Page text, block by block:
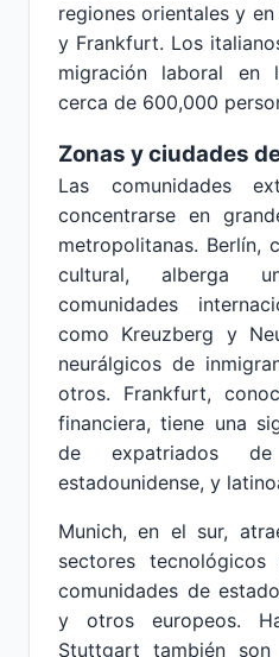
regiones orientales y
y Frankfurt. Los
migración laboral en
cerca de 600,000
Zonas y ciudades
Las comunidades
concentrarse en
metropolitanas. Berlín,
cultural, alberga
comunidades
como Kreuzberg y
neurálgicos de
otros. Frankfurt,
financiera, tiene una
de expatriados
estadounidense, y
Munich, en el sur,
sectores
comunidades de
y otros europeos.
Stuttgart también